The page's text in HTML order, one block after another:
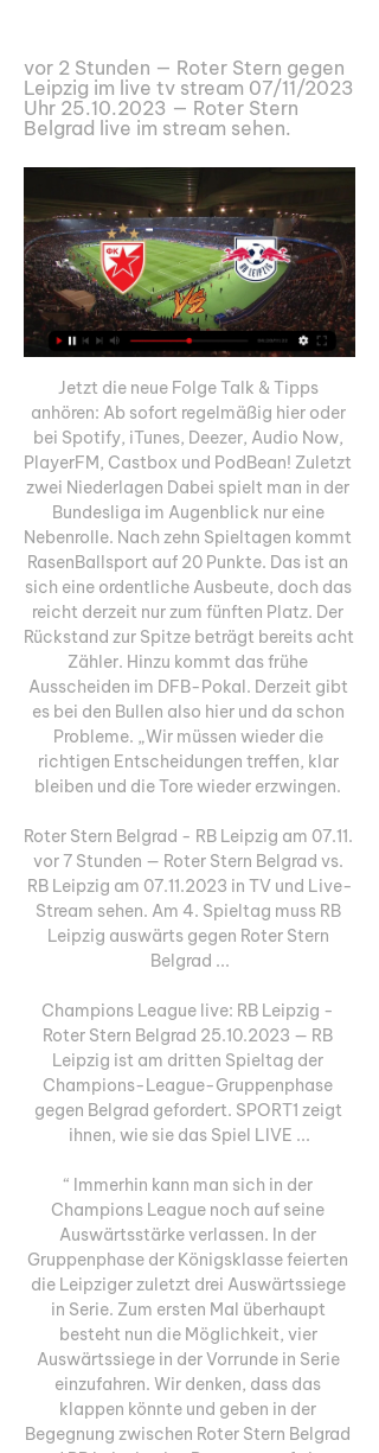
vor 2 Stunden — Roter Stern gegen
Leipzig im live tv stream 07/11/2023
Uhr 25.10.2023 — Roter Stern
Belgrad live im stream sehen.
Jetzt die neue Folge Talk & Tipps
anhören: Ab sofort regelmäßig hier oder
bei Spotify, iTunes, Deezer, Audio Now,
PlayerFM, Castbox und PodBean! Zuletzt
zwei Niederlagen Dabei spielt man in der
Bundesliga im Augenblick nur eine
Nebenrolle. Nach zehn Spieltagen kommt
RasenBallsport auf 20 Punkte. Das ist an
sich eine ordentliche Ausbeute, doch das
reicht derzeit nur zum fünften Platz. Der
Rückstand zur Spitze beträgt bereits acht
Zähler. Hinzu kommt das frühe
Ausscheiden im DFB-Pokal. Derzeit gibt
es bei den Bullen also hier und da schon
Probleme. „Wir müssen wieder die
richtigen Entscheidungen treffen, klar
bleiben und die Tore wieder erzwingen.
Roter Stern Belgrad - RB Leipzig am 07.11.
vor 7 Stunden — Roter Stern Belgrad vs.
RB Leipzig am 07.11.2023 in TV und Live-
Stream sehen. Am 4. Spieltag muss RB
Leipzig auswärts gegen Roter Stern
Belgrad ...
Champions League live: RB Leipzig -
Roter Stern Belgrad 25.10.2023 — RB
Leipzig ist am dritten Spieltag der
Champions-League-Gruppenphase
gegen Belgrad gefordert. SPORT1 zeigt
ihnen, wie sie das Spiel LIVE ...
“ Immerhin kann man sich in der
Champions League noch auf seine
Auswärtsstärke verlassen. In der
Gruppenphase der Königsklasse feierten
die Leipziger zuletzt drei Auswärtssiege
in Serie. Zum ersten Mal überhaupt
besteht nun die Möglichkeit, vier
Auswärtssiege in der Vorrunde in Serie
einzufahren. Wir denken, dass das
klappen könnte und geben in der
Begegnung zwischen Roter Stern Belgrad